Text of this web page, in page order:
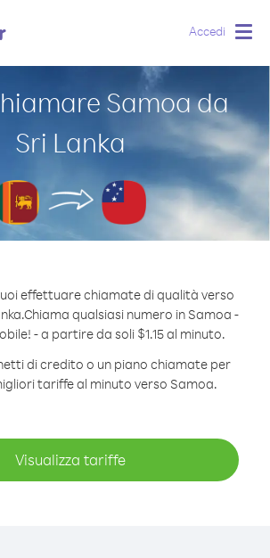
Accedi
Samoa da
Sri Lanka
effettuare chiamate di qualità verso
Chiama qualsiasi numero in Samoa -
- a partire da soli $1.15 al minuto.
di credito o un piano chiamate per
tariffe al minuto verso Samoa.
Visualizza tariffe